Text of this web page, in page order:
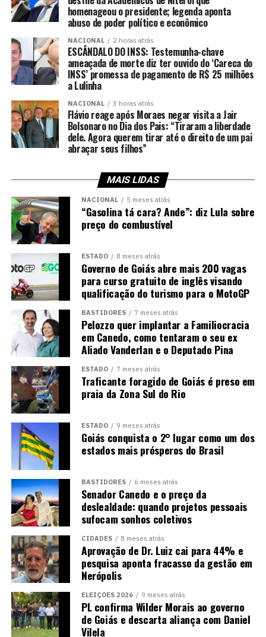
homenageou o presidente; legenda aponta
abuso de poder político e econômico
NACIONAL 2 horas atrás
ESCÂNDALO DO INSS: Testemunha-chave
ameaçada de morte diz ter ouvido do ‘Careca do
INSS’ promessa de pagamento de R$ 25 milhões
a Lulinha
NACIONAL 3 horas atrás
Flávio reage após Moraes negar visita a Jair
Bolsonaro no Dia dos Pais: “Tiraram a liberdade
dele. Agora querem tirar até o direito de um pai
abraçar seus filhos”
MAIS LIDAS
NACIONAL 5 meses atrás
“Gasolina tá cara? Ande”: diz Lula sobre
preço do combustível
ESTADO 8 meses atrás
Governo de Goiás abre mais 200 vagas
para curso gratuito de inglês visando
qualificação do turismo para o MotoGP
BASTIDORES 7 meses atrás
Pelozzo quer implantar a Familiocracia
em Canedo, como tentaram o seu ex
Aliado Vanderlan e o Deputado Pina
ESTADO 7 meses atrás
Traficante foragido de Goiás é preso em
praia da Zona Sul do Rio
ESTADO 9 meses atrás
Goiás conquista o 2° lugar como um dos
estados mais prósperos do Brasil
BASTIDORES 6 meses atrás
Senador Canedo e o preço da
deslealdade: quando projetos pessoais
sufocam sonhos coletivos
CIDADES 8 meses atrás
Aprovação de Dr. Luiz cai para 44% e
pesquisa aponta fracasso da gestão em
Nerópolis
ELEIÇÕES 2026 9 meses atrás
PL confirma Wilder Morais ao governo
de Goiás e descarta aliança com Daniel
Vilela